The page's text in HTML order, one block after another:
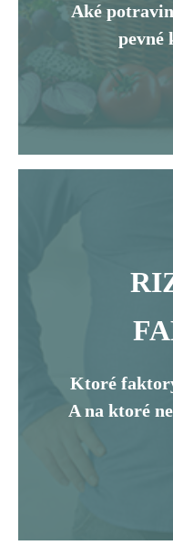
Aké
pevné
Ktoré
A na ktoré